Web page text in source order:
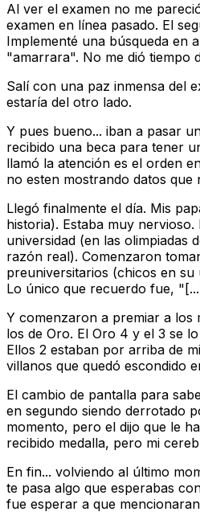
Al ver el examen no me
examen en línea pasado. El
Implementé una búsqueda en
"amarrara". No me dió tiempo
Salí con una paz inmensa del
estaría del otro lado.
Y pues bueno... iban a pasar
recibido una beca para tener
llamó la atención es el orden
no esten mostrando datos
Llegó finalmente el día. Mis
historia). Estaba muy
universidad (en las olimpiadas
razón real). Comenzaron
preuniversitarios (chicos en
Lo único que recuerdo fue,
Y comenzaron a premiar a los
los de Oro. El Oro 4 y el 3 se
Ellos 2 estaban por arriba de
villanos que quedó escondido
El cambio de pantalla para
en segundo siendo derrotado
momento, pero el dijo que le
recibido medalla, pero mi
En fin... volviendo al último
te pasa algo que esperabas
fue esperar a que